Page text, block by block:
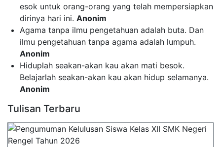
esok untuk orang-orang yang telah mempersiapkan
dirinya hari ini. Anonim
Agama tanpa ilmu pengetahuan adalah buta. Dan
ilmu pengetahuan tanpa agama adalah lumpuh.
Anonim
Hiduplah seakan-akan kau akan mati besok.
Belajarlah seakan-akan kau akan hidup selamanya.
Anonim
Tulisan Terbaru